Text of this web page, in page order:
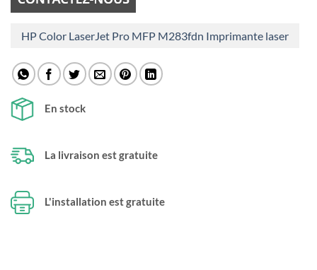
HP Color LaserJet Pro MFP M283fdn Imprimante laser
En stock
La livraison est gratuite
L'installation est gratuite